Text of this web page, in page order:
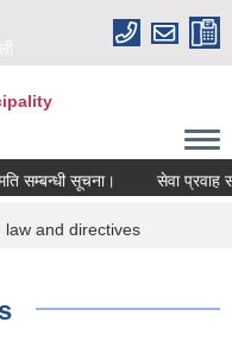
सूचना। सेवा प्रवाह
law and directives